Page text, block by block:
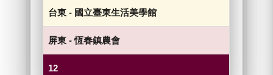
台東 - 國立臺東生活美學館
屏東 - 恆春鎮農會
12